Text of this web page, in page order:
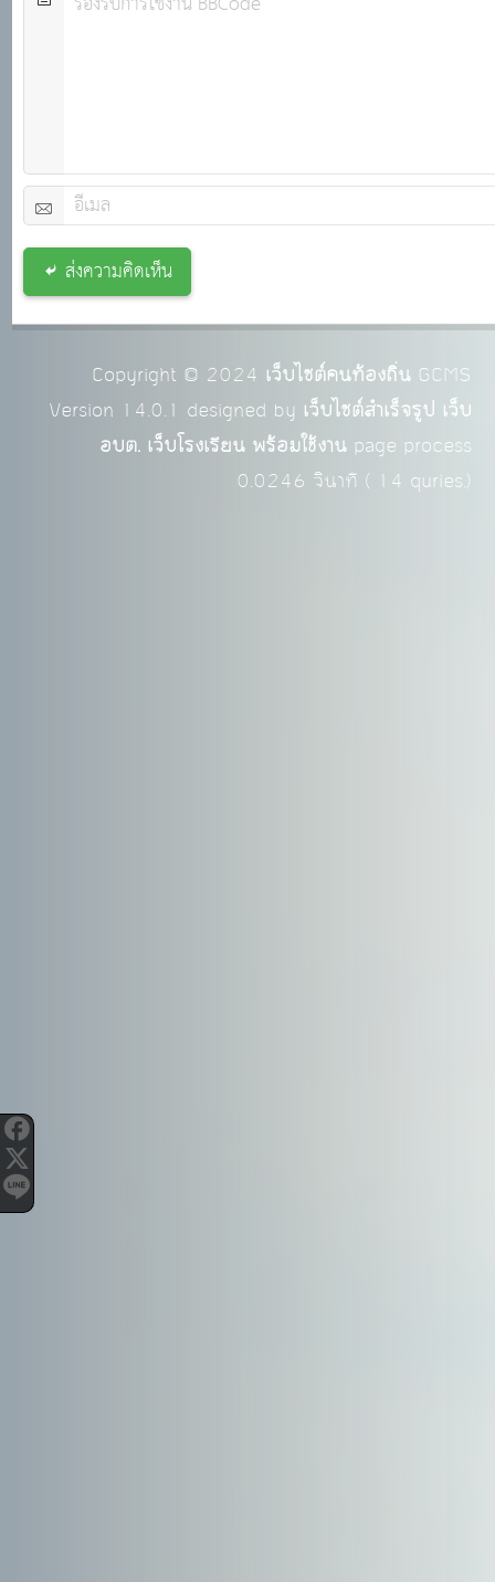
ส่งความคิดเห็น
Copyright © 2024 เว็บไซต์คนท้องถิ่นGCMS
Version 14.0.1 designed by เว็บไซต์สำเร็จรูป เว็บ
อบต. เว็บโรงเรียน พร้อมใช้งานpage process
0.0246 วินาที ( 14 quries.)